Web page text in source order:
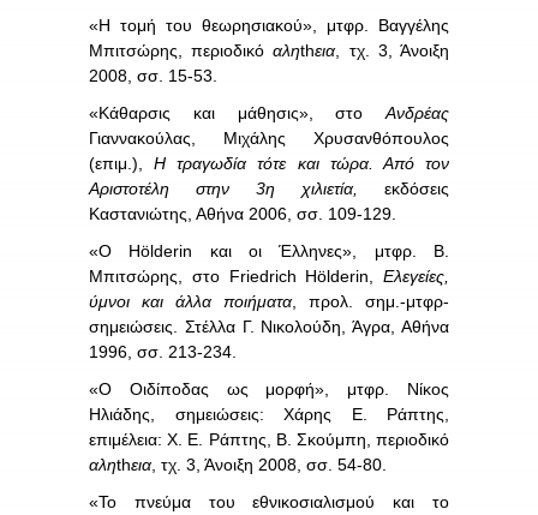
«Η τομή του θεωρησιακού», μτφρ. Βαγγέλης
Μπιτσώρης, περιοδικόαληthεια , τχ. 3, Άνοιξη
2008, σσ. 15-53.
«Κάθαρσις και μάθησις», στο Ανδρέας
Γιαννακούλας, Μιχάλης Χρυσανθόπουλος
(επιμ.),
Η τραγωδία τότε και τώρα. Από τον
Αριστοτέλη στην 3η χιλιετία,
εκδόσεις
Καστανιώτης, Αθήνα 2006, σσ. 109-129.
«Ο Hölderin και οι Έλληνες», μτφρ. Β.
Μπιτσώρης, στο Friedrich Hölderin, Ελεγείες,
ύμνοι και άλλα ποιήματα , προλ. σημ.-μτφρ-
σημειώσεις. Στέλλα Γ. Νικολούδη, Άγρα, Αθήνα
1996, σσ. 213-234.
«Ο Οιδίποδας ως μορφή», μτφρ. Νίκος
Ηλιάδης, σημειώσεις: Χάρης Ε. Ράπτης,
επιμέλεια: Χ. Ε. Ράπτης, Β. Σκούμπη, περιοδικό
αληthεια , τχ. 3, Άνοιξη 2008, σσ. 54-80.
«Το πνεύμα του εθνικοσιαλισμού και το